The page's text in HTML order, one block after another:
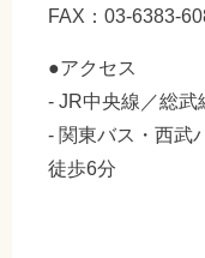
FAX：03-6383-
●アクセス
- JR中央線／総武
- 関東バス・西武
徒歩6分